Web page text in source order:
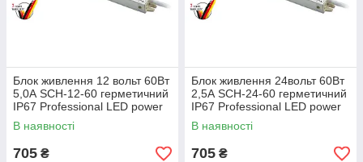
Блок живлення 12 вольт 60Вт
5,0А SCH-12-60 герметичний
IP67 Professional LED power
supplies Scharfer
В наявності
705 ₴
Блок живлення 24вольт 60Вт
2,5А SCH-24-60 герметичний
IP67 Professional LED power
supplies Scharfer
В наявності
705 ₴